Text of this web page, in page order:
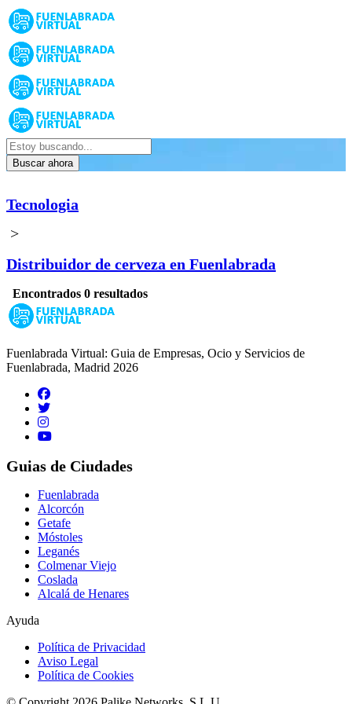
Buscar ahora
Tecnologia
>
Distribuidor de cerveza en Fuenlabrada
Encontrados 0 resultados
Fuenlabrada Virtual: Guia de Empresas, Ocio y Servicios de
Fuenlabrada, Madrid 2026
Guias de Ciudades
Fuenlabrada
Alcorcón
Getafe
Móstoles
Leganés
Colmenar Viejo
Coslada
Alcalá de Henares
Ayuda
Política de Privacidad
Aviso Legal
Política de Cookies